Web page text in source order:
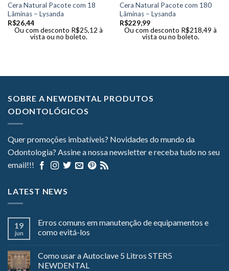
Cera Natural Pacote com 18
Lâminas – Lysanda
R$26,44
Ou com desconto R$25,12 à
vista ou no boleto.
Cera Natural Pacote com 180
Lâminas – Lysanda
R$229,99
Ou com desconto R$218,49 à
vista ou no boleto.
SOBRE A NEWDENTAL PRODUTOS
ODONTOLÓGICOS
Quer promoções imbatíveis? Novidades do mundo da
Odontologia? Assine a nossa newsletter e receba tudo no seu
email!!!
LATEST NEWS
19
jun
Erros comuns em manutenção de equipamentos e
como evitá-los
Como usar a Autoclave 5 Litros STER5
NEWDENTAL